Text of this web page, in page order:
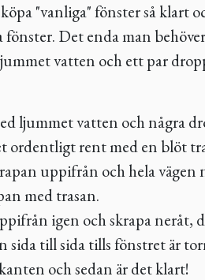
"vanliga" fönster så klart
Det enda man
vatten och ett par
ljummet vatten och några
ordentligt rent med en blöt
uppifrån och hela vägen
med trasan.
igen och skrapa neråt,
sida till sida tills fönstret är
och sedan är det klart!